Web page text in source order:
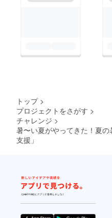
トップ >
プロジェクトをさがす >
チャレンジ >
暑〜い夏がやってきた！夏
支援」